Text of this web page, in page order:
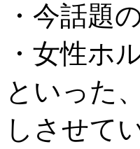
・今話題
・女性ホ
といった
しさせて